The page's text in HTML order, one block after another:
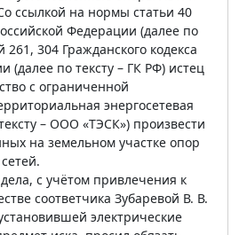
ссылкой на нормы статьи 40
Федерации (далее по
261, 304 Гражданского кодекса
(далее по тексту – ГК РФ) истец
с ограниченной
энергосетевая
– ООО «ТЭСК») произвести
на земельном участке опор
с учётом привлечения к
соответчика Зубаревой В. В.
электрические